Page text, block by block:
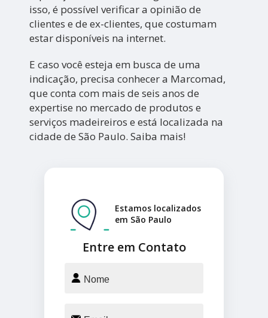
isso, é possível verificar a opinião de
clientes e de ex-clientes, que costumam
estar disponíveis na internet.
E caso você esteja em busca de uma
indicação, precisa conhecer a Marcomad,
que conta com mais de seis anos de
expertise no mercado de produtos e
serviços madeireiros e está localizada na
cidade de São Paulo. Saiba mais!
Entre em Contato
Estamos localizados
em São Paulo